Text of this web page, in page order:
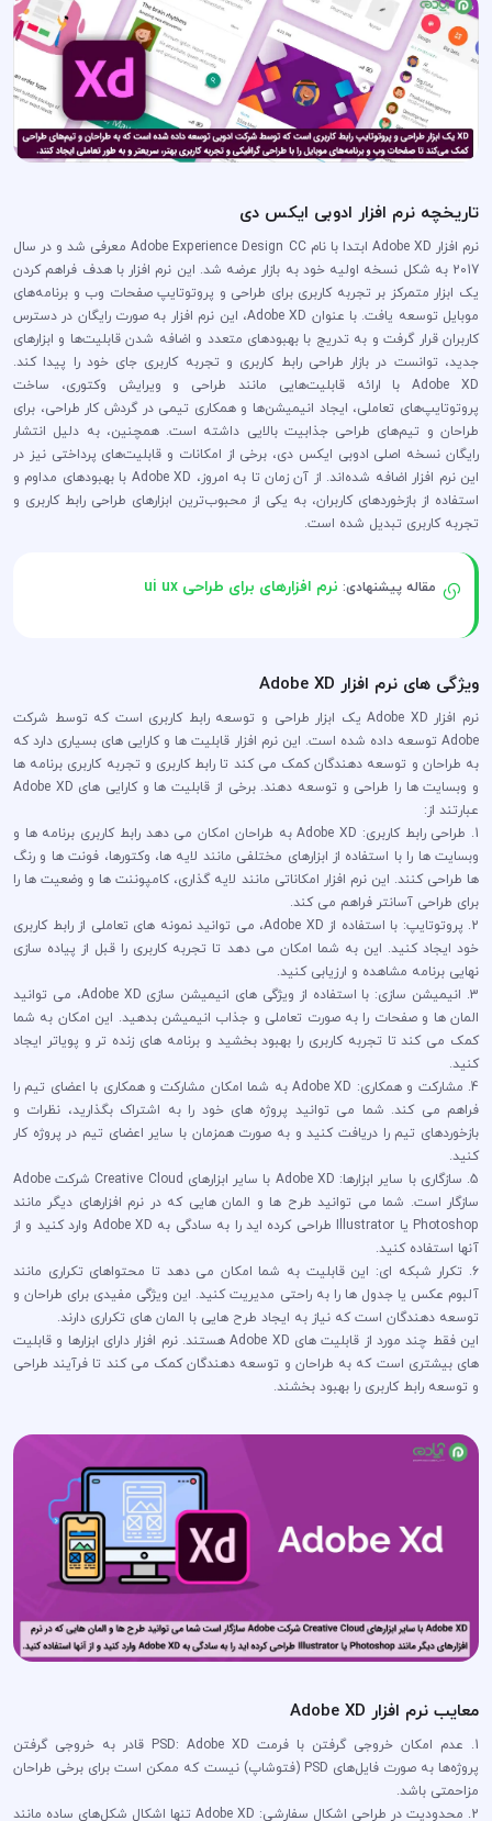
تاریخچه نرم افزار ادوبی ایکس دی
نرم افزار Adobe XD ابتدا با نام Adobe Experience Design CC معرفی شد و در سال
2017 به شکل نسخه اولیه خود به بازار عرضه شد. این نرم افزار با هدف فراهم کردن
یک ابزار متمرکز بر تجربه کاربری برای طراحی و پروتوتایپ صفحات وب و برنامه‌های
موبایل توسعه یافت. با عنوان Adobe XD، این نرم افزار به صورت رایگان در دسترس
کاربران قرار گرفت و به تدریج با بهبودهای متعدد و اضافه شدن قابلیت‌ها و ابزارهای
جدید، توانست در بازار طراحی رابط کاربری و تجربه کاربری جای خود را پیدا کند.
Adobe XD با ارائه قابلیت‌هایی مانند طراحی و ویرایش وکتوری، ساخت
پروتوتایپ‌های تعاملی، ایجاد انیمیشن‌ها و همکاری تیمی در گردش کار طراحی، برای
طراحان و تیم‌های طراحی جذابیت بالایی داشته است. همچنین، به دلیل انتشار
رایگان نسخه اصلی ادوبی ایکس دی، برخی از امکانات و قابلیت‌های پرداختی نیز در
این نرم افزار اضافه شده‌اند. از آن زمان تا به امروز، Adobe XD با بهبودهای مداوم و
استفاده از بازخوردهای کاربران، به یکی از محبوب‌ترین ابزارهای طراحی رابط کاربری و
تجربه کاربری تبدیل شده است.
مقاله پیشنهادی: نرم افزارهای برای طراحی ui ux
ویژگی ‌های نرم ‌افزار Adobe XD
نرم افزار Adobe XD یک ابزار طراحی و توسعه رابط کاربری است که توسط شرکت
Adobe توسعه داده شده است. این نرم افزار قابلیت ها و کارایی های بسیاری دارد که
به طراحان و توسعه دهندگان کمک می کند تا رابط کاربری و تجربه کاربری برنامه ها
و وبسایت ها را طراحی و توسعه دهند. برخی از قابلیت ها و کارایی های Adobe XD
عبارتند از:
1. طراحی رابط کاربری: Adobe XD به طراحان امکان می دهد رابط کاربری برنامه ها و
وبسایت ها را با استفاده از ابزارهای مختلفی مانند لایه ها، وکتورها، فونت ها و رنگ
ها طراحی کنند. این نرم افزار امکاناتی مانند لایه گذاری، کامپوننت ها و وضعیت ها را
برای طراحی آسانتر فراهم می کند.
2. پروتوتایپ: با استفاده از Adobe XD، می توانید نمونه های تعاملی از رابط کاربری
خود ایجاد کنید. این به شما امکان می دهد تا تجربه کاربری را قبل از پیاده سازی
نهایی برنامه مشاهده و ارزیابی کنید.
3. انیمیشن سازی: با استفاده از ویژگی های انیمیشن سازی Adobe XD، می توانید
المان ها و صفحات را به صورت تعاملی و جذاب انیمیشن بدهید. این امکان به شما
کمک می کند تا تجربه کاربری را بهبود بخشید و برنامه های زنده تر و پویاتر ایجاد
کنید.
4. مشارکت و همکاری: Adobe XD به شما امکان مشارکت و همکاری با اعضای تیم را
فراهم می کند. شما می توانید پروژه های خود را به اشتراک بگذارید، نظرات و
بازخوردهای تیم را دریافت کنید و به صورت همزمان با سایر اعضای تیم در پروژه کار
کنید.
5. سازگاری با سایر ابزارها: Adobe XD با سایر ابزارهای Creative Cloud شرکت Adobe
سازگار است. شما می توانید طرح ها و المان هایی که در نرم افزارهای دیگر مانند
Photoshop یا Illustrator طراحی کرده اید را به سادگی به Adobe XD وارد کنید و از
آنها استفاده کنید.
6. تکرار شبکه ای: این قابلیت به شما امکان می دهد تا محتواهای تکراری مانند
آلبوم عکس یا جدول ها را به راحتی مدیریت کنید. این ویژگی مفیدی برای طراحان و
توسعه دهندگان است که نیاز به ایجاد طرح هایی با المان های تکراری دارند.
این فقط چند مورد از قابلیت های Adobe XD هستند. نرم افزار دارای ابزارها و قابلیت
های بیشتری است که به طراحان و توسعه دهندگان کمک می کند تا فرآیند طراحی
و توسعه رابط کاربری را بهبود بخشند.
معایب نرم افزار Adobe XD
1. عدم امکان خروجی گرفتن با فرمت PSD: Adobe XD قادر به خروجی گرفتن
پروژه‌ها به صورت فایل‌های PSD (فتوشاپ) نیست که ممکن است برای برخی طراحان
مزاحمتی باشد.
2. محدودیت در طراحی اشکال سفارشی: Adobe XD تنها اشکال شکل‌های ساده مانند